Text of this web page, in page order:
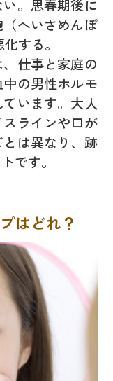
。思春期後に
へいさめんぽ
する。
仕事と家庭の
の男性ホルモ
います。大人
ラインや口が
は異なり、跡
です。
はどれ？